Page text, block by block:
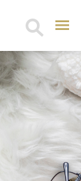
Search